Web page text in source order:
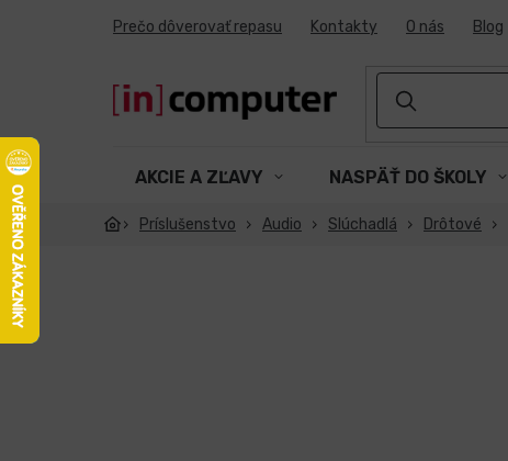
Prečo dôverovať repasu Kontakty O nás Blog
AKCIE A ZĽAVY NASPÄŤ DO ŠKOLY
Príslušenstvo Audio Slúchadlá Drôtové